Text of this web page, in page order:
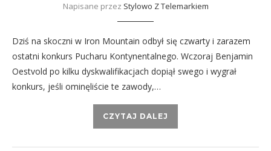
Napisane przez Stylowo Z Telemarkiem
Dziś na skoczni w Iron Mountain odbył się czwarty i zarazem
ostatni konkurs Pucharu Kontynentalnego. Wczoraj Benjamin
Oestvold po kilku dyskwalifikacjach dopiął swego i wygrał
konkurs, jeśli ominęliście te zawody,…
CZYTAJ DALEJ